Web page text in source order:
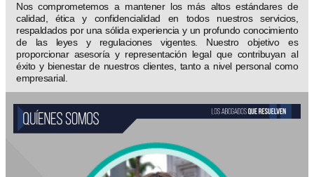
Nos comprometemos a mantener los más altos estándares de
calidad, ética y confidencialidad en todos nuestros servicios,
respaldados por una sólida experiencia y un profundo conocimiento
de las leyes y regulaciones vigentes. Nuestro objetivo es
proporcionar asesoría y representación legal que contribuyan al
éxito y bienestar de nuestros clientes, tanto a nivel personal como
empresarial.